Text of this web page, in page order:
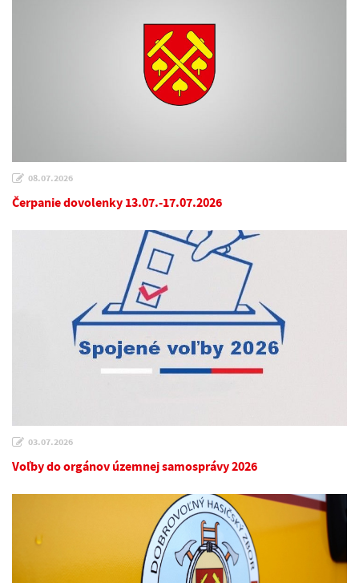
08.07.2026
Čerpanie dovolenky 13.07.-17.07.2026
03.07.2026
Voľby do orgánov územnej samosprávy 2026